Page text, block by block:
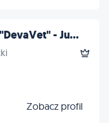
- Ju...
Zobacz profil